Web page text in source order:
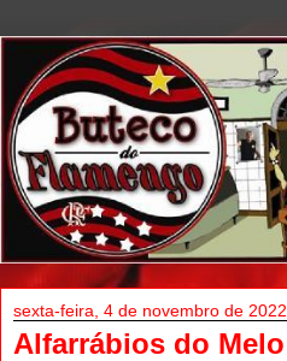
sexta-feira, 4 de novembro de 2022
Alfarrábios do Melo